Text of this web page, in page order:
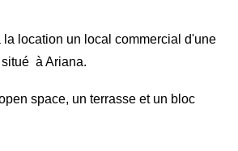
la location un local commercial d'une
à Ariana.
space, un terrasse et un bloc